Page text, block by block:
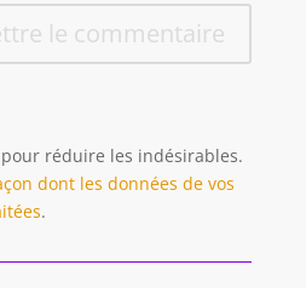
le commentaire
réduire les indésirables.
dont les données de vos
.